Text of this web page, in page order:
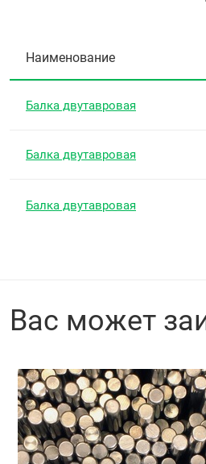
Наименование
Балка двутавровая
Балка двутавровая
Балка двутавровая
Вас может